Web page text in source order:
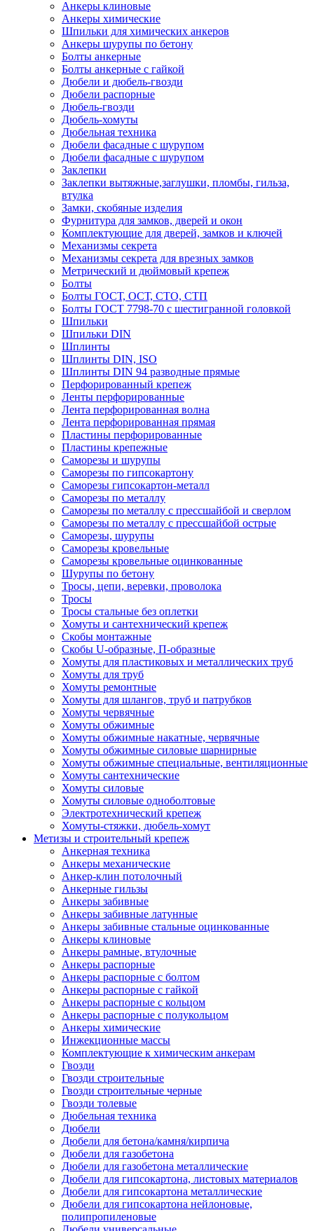
Анкеры клиновые
Анкеры химические
Шпильки для химических анкеров
Анкеры шурупы по бетону
Болты анкерные
Болты анкерные с гайкой
Дюбели и дюбель-гвозди
Дюбели распорные
Дюбель-гвозди
Дюбель-хомуты
Дюбельная техника
Дюбели фасадные с шурупом
Дюбели фасадные с шурупом
Заклепки
Заклепки вытяжные,заглушки, пломбы, гильза,
втулка
Замки, скобяные изделия
Фурнитура для замков, дверей и окон
Комплектующие для дверей, замков и ключей
Механизмы секрета
Механизмы секрета для врезных замков
Метрический и дюймовый крепеж
Болты
Болты ГОСТ, ОСТ, СТО, СТП
Болты ГОСТ 7798-70 с шестигранной головкой
Шпильки
Шпильки DIN
Шплинты
Шплинты DIN, ISO
Шплинты DIN 94 разводные прямые
Перфорированный крепеж
Ленты перфорированные
Лента перфорированная волна
Лента перфорированная прямая
Пластины перфорированные
Пластины крепежные
Саморезы и шурупы
Саморезы по гипсокартону
Саморезы гипсокартон-металл
Саморезы по металлу
Саморезы по металлу с прессшайбой и сверлом
Саморезы по металлу с прессшайбой острые
Саморезы, шурупы
Саморезы кровельные
Саморезы кровельные оцинкованные
Шурупы по бетону
Тросы, цепи, веревки, проволока
Тросы
Тросы стальные без оплетки
Хомуты и сантехнический крепеж
Скобы монтажные
Скобы U-образные, П-образные
Хомуты для пластиковых и металлических труб
Хомуты для труб
Хомуты ремонтные
Хомуты для шлангов, труб и патрубков
Хомуты червячные
Хомуты обжимные
Хомуты обжимные накатные, червячные
Хомуты обжимные силовые шарнирные
Хомуты обжимные специальные, вентиляционные
Хомуты сантехнические
Хомуты силовые
Хомуты силовые одноболтовые
Электротехнический крепеж
Хомуты-стяжки, дюбель-хомут
Метизы и строительный крепеж
Анкерная техника
Анкеры механические
Анкер-клин потолочный
Анкерные гильзы
Анкеры забивные
Анкеры забивные латунные
Анкеры забивные стальные оцинкованные
Анкеры клиновые
Анкеры рамные, втулочные
Анкеры распорные
Анкеры распорные с болтом
Анкеры распорные с гайкой
Анкеры распорные с кольцом
Анкеры распорные с полукольцом
Анкеры химические
Инжекционные массы
Комплектующие к химическим анкерам
Гвозди
Гвозди строительные
Гвозди строительные черные
Гвозди толевые
Дюбельная техника
Дюбели
Дюбели для бетона/камня/кирпича
Дюбели для газобетона
Дюбели для газобетона металлические
Дюбели для гипсокартона, листовых материалов
Дюбели для гипсокартона металлические
Дюбели для гипсокартона нейлоновые,
полипропиленовые